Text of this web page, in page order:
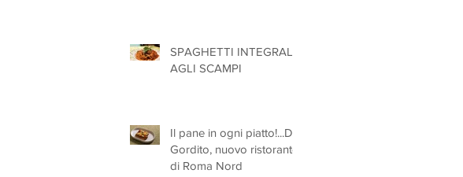
SPAGHETTI INTEGRALI
AGLI SCAMPI
Il pane in ogni piatto!...Da
Gordito, nuovo ristorante
di Roma Nord